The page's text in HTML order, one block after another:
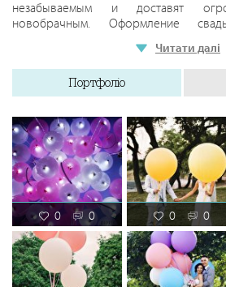
незабываемым и доставят
новобрачным. Оформление
светящиеся шары, облака из сотни
вариантов шаров для свадьбы Вы
мастерской.
Читати далі
Портфоліо
0 0 0 0